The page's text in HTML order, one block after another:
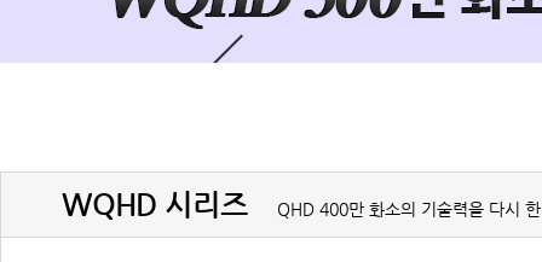
WQHD 시리즈 QHD 400만 화소의 기술력을 다시